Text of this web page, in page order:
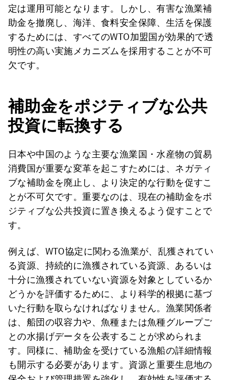
定は運用可能となります。しかし、有害な漁業補
助金を撤廃し、海洋、食料安全保障、生活を保護
するためには、すべてのWTO加盟国が効果的で透
明性の高い実施メカニズムを採用することが不可
欠です。
補助金をポジティブな公共
投資に転換する
日本や中国のような主要な漁業国・水産物の貿易
消費国が重要な変革を起こすためには、ネガティ
ブな補助金を廃止し、より決定的な行動を促すこ
とが不可欠です。重要なのは、現在の補助金をポ
ジティブな公共投資に置き換えるよう促すことで
す。
例えば、WTO協定に関わる漁業が、乱獲されてい
る資源、持続的に漁獲されている資源、あるいは
十分に漁獲されていない資源を対象としているか
どうかを評価するために、より科学的根拠に基づ
いた行動を取らなければなりません。漁業関係者
は、船団の収容力や、魚種または魚種グループご
との水揚げデータを公表することが求められま
す。同様に、補助金を受けている漁船の詳細情報
も開示する必要があります。資源と重要生息地の